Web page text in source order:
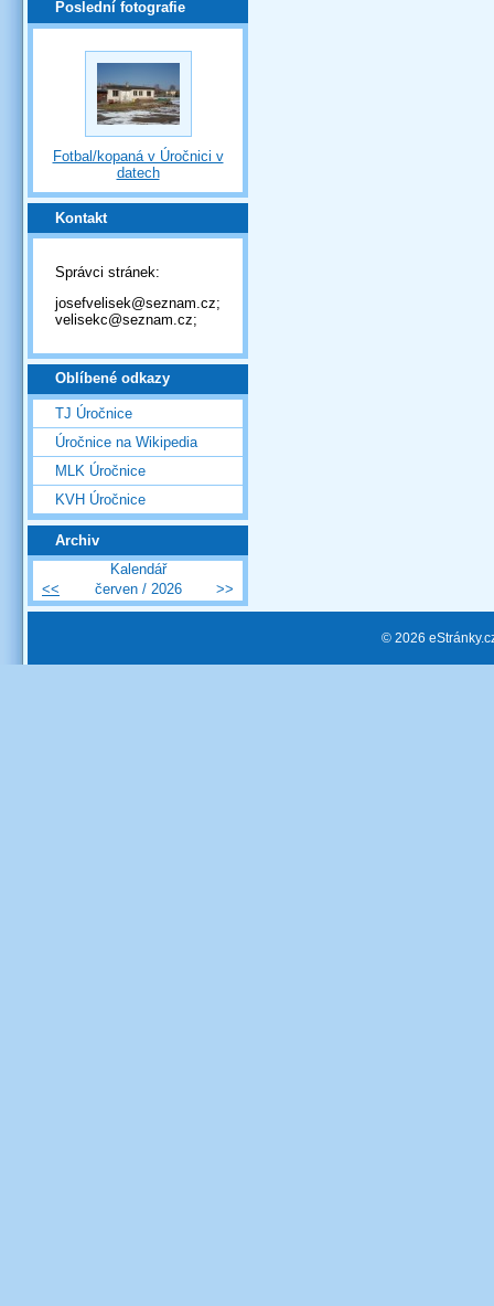
Poslední fotografie
Fotbal/kopaná v Úročnici v
datech
Kontakt
Správci stránek:
josefvelisek@seznam.cz;
velisekc@seznam.cz;
Oblíbené odkazy
TJ Úročnice
Úročnice na Wikipedia
MLK Úročnice
KVH Úročnice
Archiv
Kalendář
<<
červen / 2026 >>
© 2026